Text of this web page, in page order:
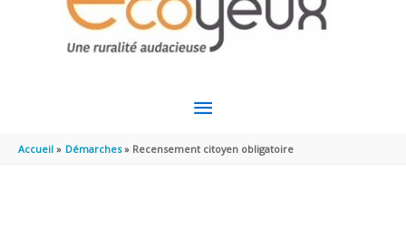
MENU
PRINCIPAL
Accueil Démarches Recensement citoyen obligatoire